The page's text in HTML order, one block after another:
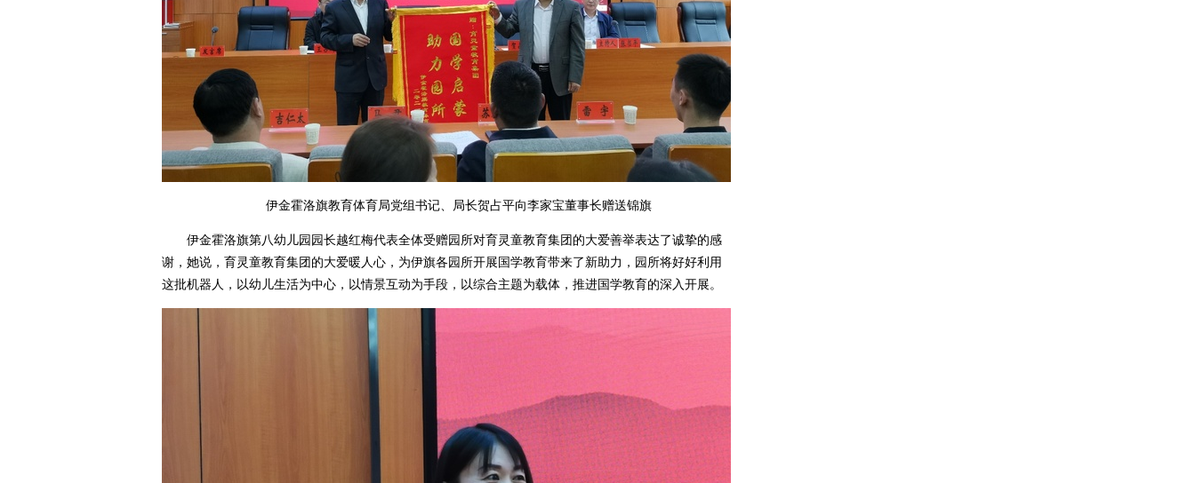
伊金霍洛旗教育体育局党组书记、局长贺占平向李家宝董事长赠送锦旗
伊金霍洛旗第八幼儿园园长越红梅代表全体受赠园所对育灵童教育集团的大爱善举表达了诚挚的感
谢，她说，育灵童教育集团的大爱暖人心，为伊旗各园所开展国学教育带来了新助力，园所将好好利用
这批机器人，以幼儿生活为中心，以情景互动为手段，以综合主题为载体，推进国学教育的深入开展。